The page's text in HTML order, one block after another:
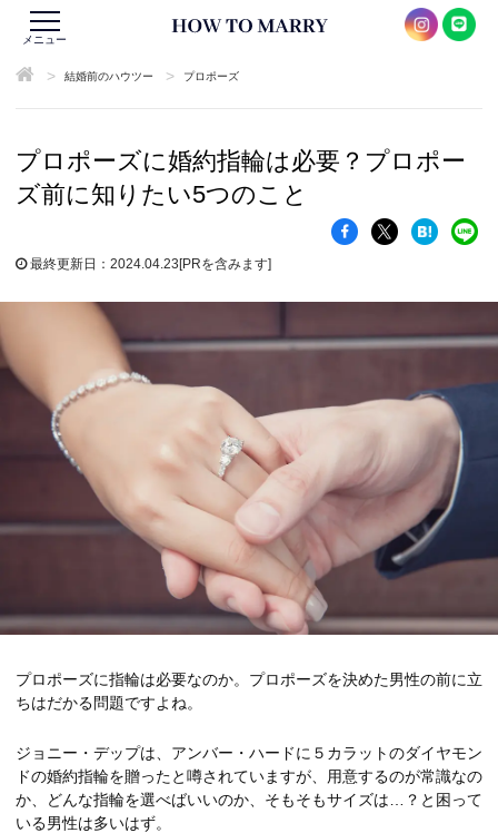
メニュー
> 結婚前のハウツー > プロポーズ
プロポーズに婚約指輪は必要？プロポー
ズ前に知りたい5つのこと
最終更新日：2024.04.23[PRを含みます]
プロポーズに指輪は必要なのか。 プロポーズを決めた男性の前に立
ちはだかる問題ですよね。
ジョニー・デップは、アンバー・ハードに５カラットのダイヤモン
ドの婚約指輪を贈ったと噂されていますが、用意するのが常識なの
か、どんな指輪を選べばいいのか、そもそもサイズは…？と困って
いる男性は多いはず。